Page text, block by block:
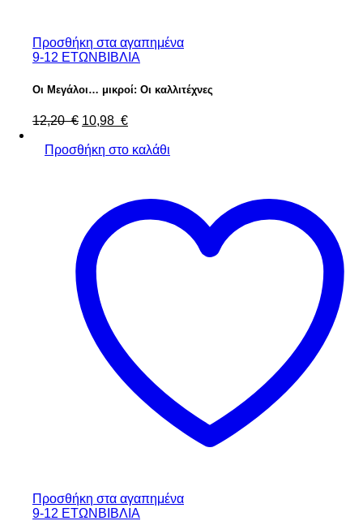
Προσθήκη στα αγαπημένα
9-12 ΕΤΩΝ ΒΙΒΛΙΑ
Οι Μεγάλοι… μικροί: Οι καλλιτέχνες
12,20 € Original
was:
10,98 €Η
τιμή
Προσθήκη στο καλάθι
Προσθήκη στα αγαπημένα
9-12 ΕΤΩΝ ΒΙΒΛΙΑ